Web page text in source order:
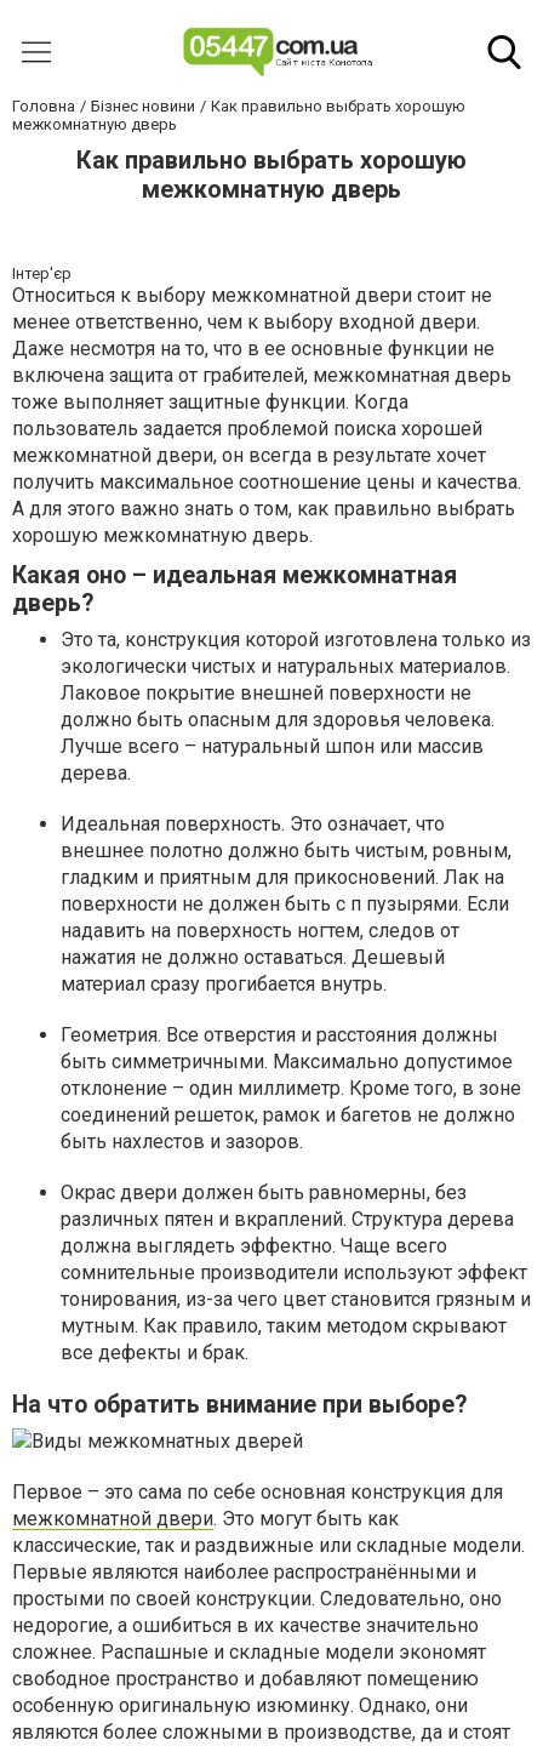
Головна Бізнес новини
Как правильно выбрать хорошую
межкомнатную дверь
Как правильно выбрать хорошую
межкомнатную дверь
Інтер'єр
Относиться к выбору межкомнатной двери стоит не
менее ответственно, чем к выбору входной двери.
Даже несмотря на то, что в ее основные функции не
включена защита от грабителей, межкомнатная дверь
тоже выполняет защитные функции. Когда
пользователь задается проблемой поиска хорошей
межкомнатной двери, он всегда в результате хочет
получить максимальное соотношение цены и качества.
А для этого важно знать о том, как правильно выбрать
хорошую межкомнатную дверь.
Какая оно – идеальная межкомнатная
дверь?
Это та, конструкция которой изготовлена только из
экологически чистых и натуральных материалов.
Лаковое покрытие внешней поверхности не
должно быть опасным для здоровья человека.
Лучше всего – натуральный шпон или массив
дерева.
Идеальная поверхность. Это означает, что
внешнее полотно должно быть чистым, ровным,
гладким и приятным для прикосновений. Лак на
поверхности не должен быть с п пузырями. Если
надавить на поверхность ногтем, следов от
нажатия не должно оставаться. Дешевый
материал сразу прогибается внутрь.
Геометрия. Все отверстия и расстояния должны
быть симметричными. Максимально допустимое
отклонение – один миллиметр. Кроме того, в зоне
соединений решеток, рамок и багетов не должно
быть нахлестов и зазоров.
Окрас двери должен быть равномерны, без
различных пятен и вкраплений. Структура дерева
должна выглядеть эффектно. Чаще всего
сомнительные производители используют эффект
тонирования, из-за чего цвет становится грязным и
мутным. Как правило, таким методом скрывают
все дефекты и брак.
На что обратить внимание при выборе?
Первое – это сама по себе основная конструкция для
межкомнатной двери. Это могут быть как
классические, так и раздвижные или складные модели.
Первые являются наиболее распространёнными и
простыми по своей конструкции. Следовательно, оно
недорогие, а ошибиться в их качестве значительно
сложнее. Распашные и складные модели экономят
свободное пространство и добавляют помещению
особенную оригинальную изюминку. Однако, они
являются более сложными в производстве, да и стоят